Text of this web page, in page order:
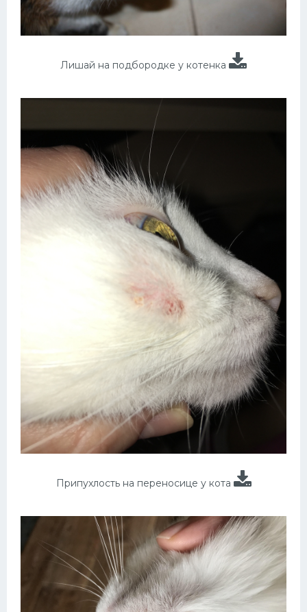
Лишай на подбородке у котенка
Припухлость на переносице у кота